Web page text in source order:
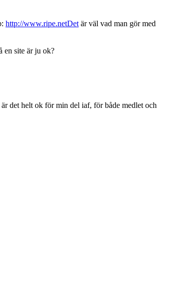
http://www.ripe.netDet är väl vad man gör med
en site är ju ok?
det helt ok för min del iaf, för både medlet och